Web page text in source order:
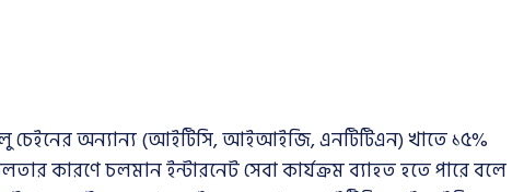
চেইনের অন্যান্য (আইটিসি, আইআইজি, এনটিটিএন) খাতে ১৫%
কারণে চলমান ইন্টারনেট সেবা কার্যক্রম ব্যাহত হতে পারে বলে